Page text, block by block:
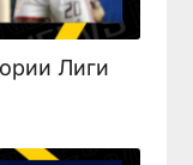
Лиги